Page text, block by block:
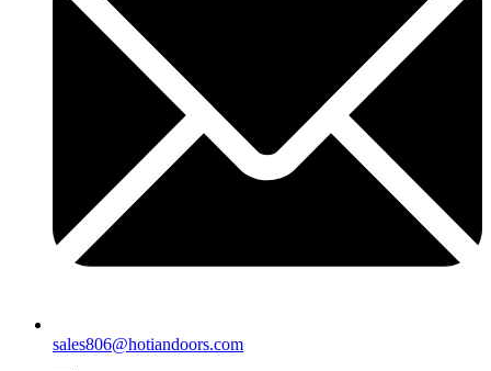
sales806@hotiandoors.com